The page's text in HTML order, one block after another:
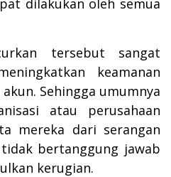
tersebut sangat
keamanan
Sehingga umumnya
atau perusahaan
mereka dari serangan
bertanggung jawab
kerugian.